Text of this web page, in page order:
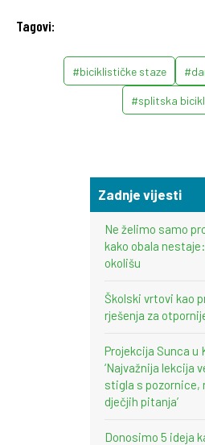
Tagovi:
#biciklističke staze
#splitska
Zadnje vijesti
Ne želimo samo
kako obala
okolišu
Školski vrtovi kao
rješenja za
Projekcija Sunca u
‘Najvažnija lekcija
stigla s pozornice,
dječjih pitanja’
Donosimo 5 ideja